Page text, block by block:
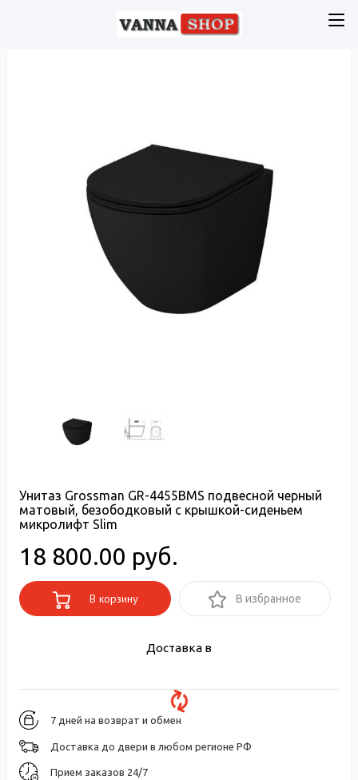
Унитаз Grossman GR-4455ВMS подвесной черный
матовый, безободковый с крышкой-сиденьем
микролифт Slim
18 800.00 руб.
В корзину В избранное
Доставка в
7 дней на возврат и обмен
Доставка до двери в любом регионе РФ
Прием заказов 24/7